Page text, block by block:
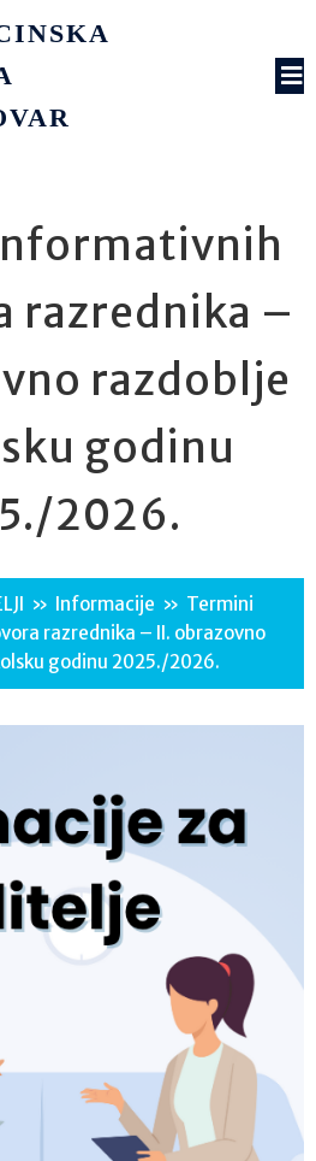
razrednika –
razdoblje
godinu
2026.
» Informacije » Termini
razrednika – II. obrazovno
godinu 2025./2026.